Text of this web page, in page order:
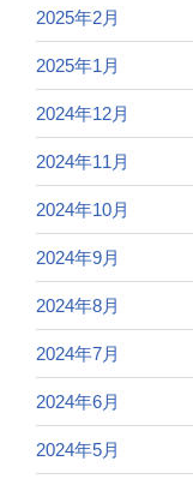
2025年2月
2025年1月
2024年12月
2024年11月
2024年10月
2024年9月
2024年8月
2024年7月
2024年6月
2024年5月